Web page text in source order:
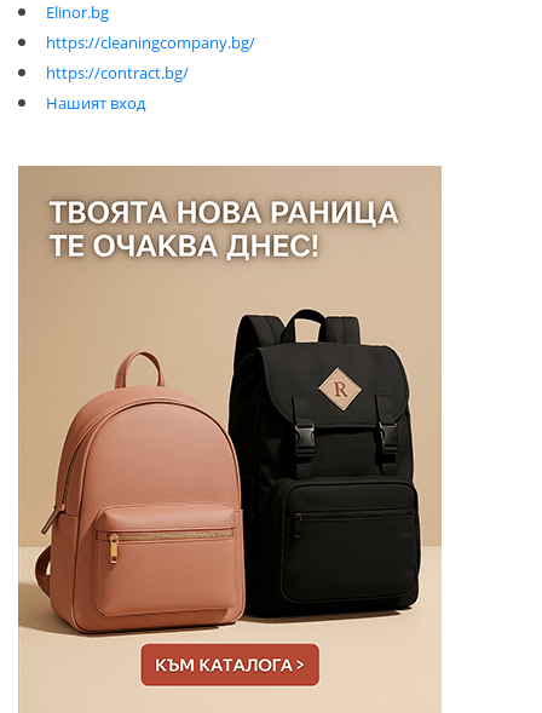
Elinor.bg
https://cleaningcompany.bg/
https://contract.bg/
Нашият вход